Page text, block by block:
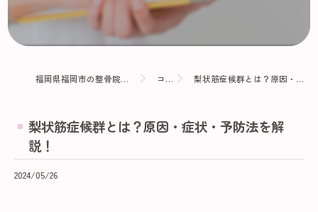
福岡県福岡市の整骨院ならさくらざか整骨院 コラム 梨状筋症候群とは？原因・症状・予防法を解説！
梨状筋症候群とは？原因・症状・予防法を解
説！
2024/05/26